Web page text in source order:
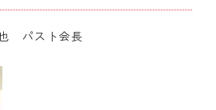
パスト会長